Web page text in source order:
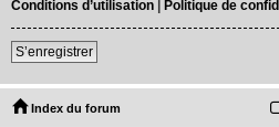
Conditions d’utilisation | Politique de
S’enregistrer
Index du forum